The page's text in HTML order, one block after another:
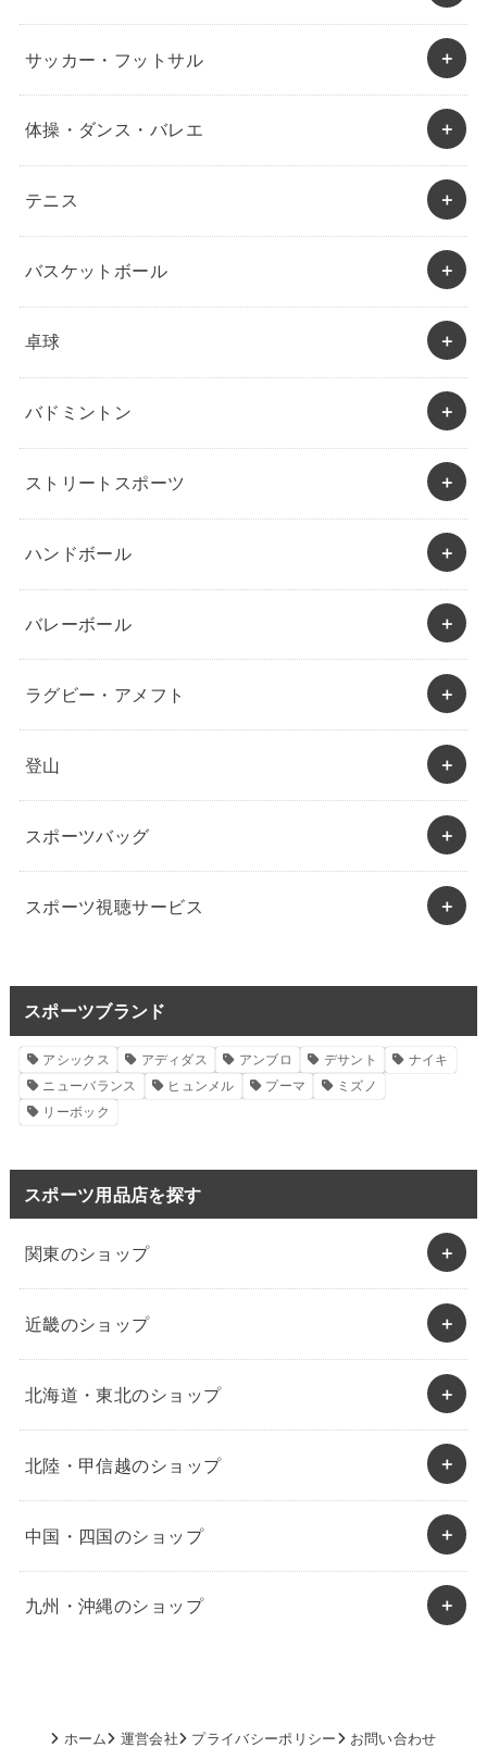
サッカー・フットサル
体操・ダンス・バレエ
テニス
バスケットボール
卓球
バドミントン
ストリートスポーツ
ハンドボール
バレーボール
ラグビー・アメフト
登山
スポーツバッグ
スポーツ視聴サービス
スポーツブランド
アシックス アディダス アンブロ デサント
ナイキ
ニューバランス
ヒュンメル プーマ
ミズノ
リーボック
スポーツ用品店を探す
関東のショップ
近畿のショップ
北海道・東北のショップ
北陸・甲信越のショップ
中国・四国のショップ
九州・沖縄のショップ
ホーム 運営会社 プライバシーポリシー お問い合わせ